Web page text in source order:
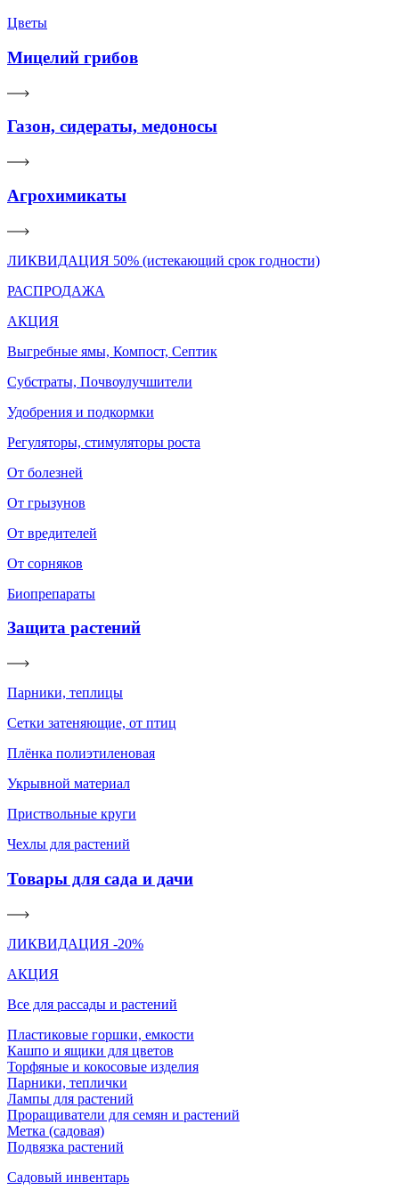
Цветы
Мицелий грибов
Газон, сидераты, медоносы
Агрохимикаты
ЛИКВИДАЦИЯ 50% (истекающий срок годности)
РАСПРОДАЖА
АКЦИЯ
Выгребные ямы, Компост, Септик
Субстраты, Почвоулучшители
Удобрения и подкормки
Регуляторы, стимуляторы роста
От болезней
От грызунов
От вредителей
От сорняков
Биопрепараты
Защита растений
Парники, теплицы
Сетки затеняющие, от птиц
Плёнка полиэтиленовая
Укрывной материал
Приствольные круги
Чехлы для растений
Товары для сада и дачи
ЛИКВИДАЦИЯ -20%
АКЦИЯ
Все для рассады и растений
Пластиковые горшки, емкости
Кашпо и ящики для цветов
Торфяные и кокосовые изделия
Парники, теплички
Лампы для растений
Проращиватели для семян и растений
Метка (садовая)
Подвязка растений
Садовый инвентарь